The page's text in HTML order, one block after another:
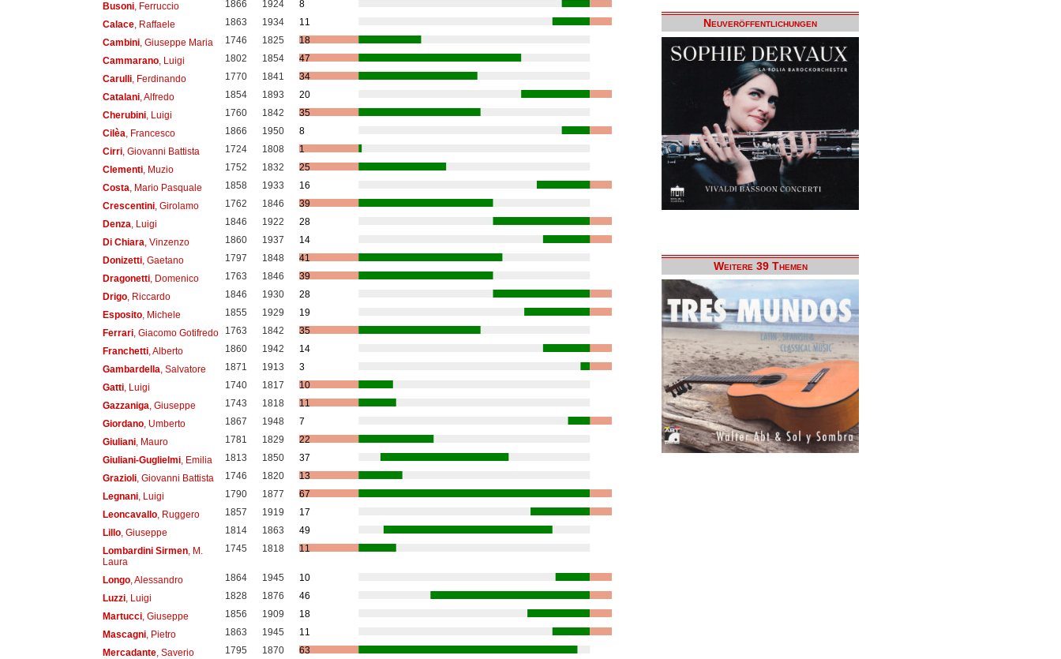
Busoni, Ferruccio 1866 1924
8
Calace, Raffaele 1863 1934
11
Cambini, Giuseppe Maria 1746 1825
18
Cammarano, Luigi 1802 1854
47
Carulli, Ferdinando 1770 1841
34
Catalani, Alfredo 1854 1893
20
Cherubini, Luigi 1760 1842
35
Cilèa , Francesco 1866 1950
8
Cirri, Giovanni Battista 1724 1808
1
Clementi, Muzio 1752 1832
25
Costa , Mario Pasquale 1858 1933
16
Crescentini, Girolamo 1762 1846
39
Denza , Luigi 1846 1922
28
Di Chiara , Vinzenzo 1860 1937
14
Donizetti, Gaetano 1797 1848
41
Dragonetti, Domenico 1763 1846
39
Drigo, Riccardo 1846 1930
28
Esposito, Michele 1855 1929
19
Ferrari, Giacomo Gotifredo 1763 1842
35
Franchetti, Alberto 1860 1942
14
Gambardella , Salvatore 1871 1913
3
Gatti, Luigi 1740 1817
10
Gazzaniga , Giuseppe 1743 1818
11
Giordano, Umberto 1867 1948
7
Giuliani, Mauro 1781 1829
22
Giuliani-Guglielmi, Emilia 1813 1850
37
Grazioli, Giovanni Battista 1746 1820
13
Legnani, Luigi 1790 1877
67
Leoncavallo, Ruggero 1857 1919
17
Lillo, Giuseppe 1814 1863
49
Lombardini Sirmen, M.
Laura
1745 1818 11
Longo, Alessandro 1864 1945
10
Luzzi, Luigi 1828 1876
46
Martucci, Giuseppe 1856 1909
18
Mascagni, Pietro 1863 1945
11
Mercadante, Saverio 1795 1870
63
Neuveröffentlichungen
Weitere 39 Themen